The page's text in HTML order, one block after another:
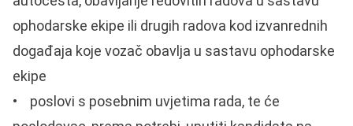
ophodarske ekipe ili drugih radova kod izvanrednih
događaja koje vozač obavlja u sastavu ophodarske
ekipe
• poslovi s posebnim uvjetima rada, te će